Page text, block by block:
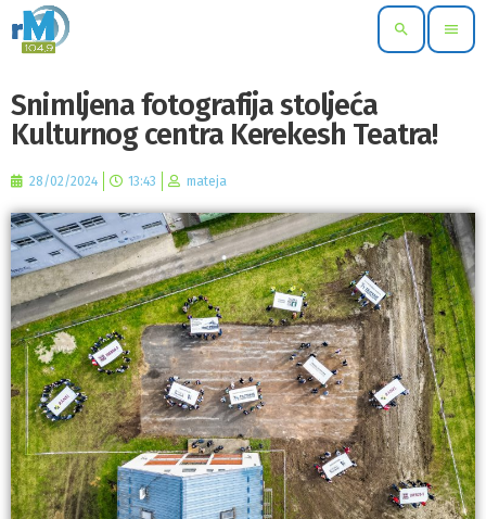
search menu
Snimljena fotografija stoljeća
Kulturnog centra Kerekesh Teatra!
28/02/2024 13:43 mateja